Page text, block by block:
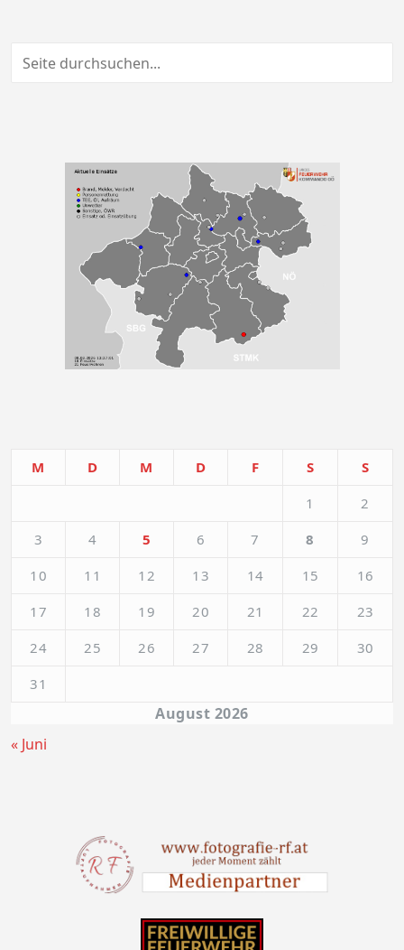
August 2026
M D M D F S
S
1
2
3
4 5 6 7 8
9
10
11 12 13 14 15
16
17
18 19 20 21 22
23
24
25 26 27 28 29
30
31
« Juni